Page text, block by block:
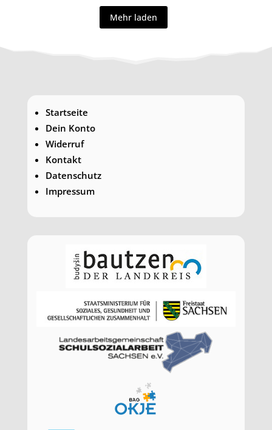
Mehr laden
Startseite
Dein Konto
Widerruf
Kontakt
Datenschutz
Impressum